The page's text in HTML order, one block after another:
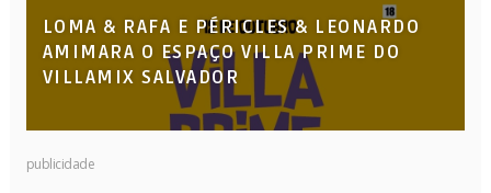
LOMA & RAFA E PÉRICLES & LEONARDO
AMIMARA O ESPAÇO VILLA PRIME DO
VILLAMIX SALVADOR
publicidade